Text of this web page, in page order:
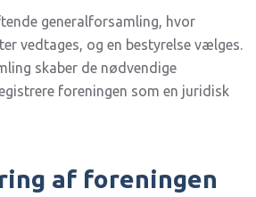
generalforsamling, hvor
vedtages, og en bestyrelse vælges.
skaber de nødvendige
foreningen som en juridisk
af foreningen